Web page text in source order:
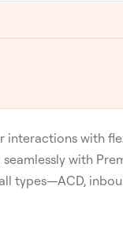
interactions with
with
types—ACD,